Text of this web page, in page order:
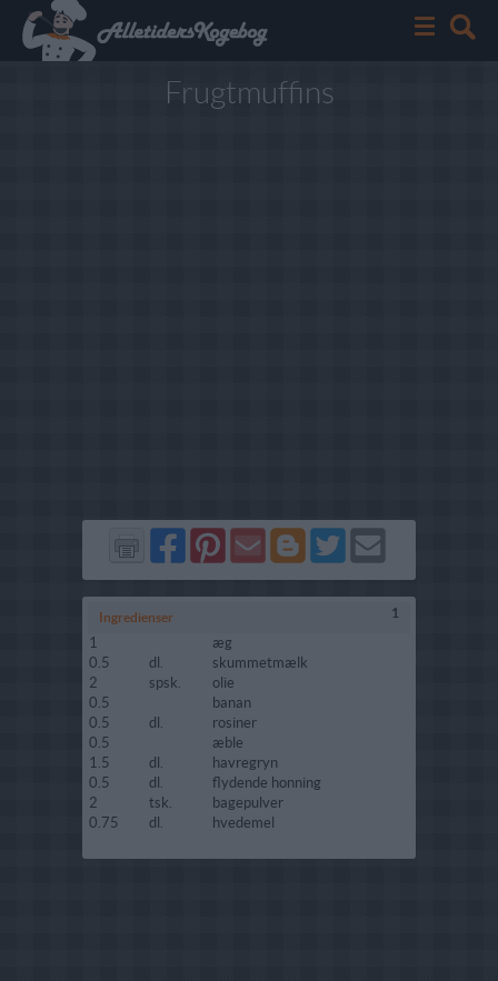
Frugtmuffins
Del
på
Facebook
Del
på
Pinterest
Send
via
GMail
Del
på
Blogger
Del
på
Twitter
Send
Ingredienser 1
1
æg
0.5
dl.
skummetmælk
2
spsk.
olie
0.5
banan
0.5
dl.
rosiner
0.5
æble
1.5
dl.
havregryn
0.5
dl.
flydende honning
2
tsk.
bagepulver
0.75
dl. hvedemel